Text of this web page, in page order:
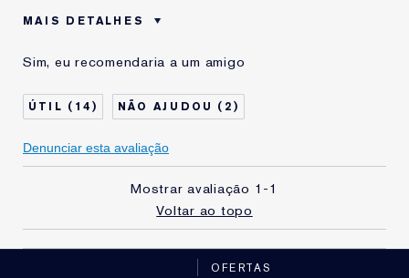
MAIS DETALHES
Tipo de Pele
Normal - Combinação
Preocupação com a
Pele
Lifiting e Firmação
Lauder há
Sim, eu recomendaria a um amigo
14 2
Denunciar esta avaliação
Mostrar avaliação 1-1
Voltar ao topo
OFERTAS